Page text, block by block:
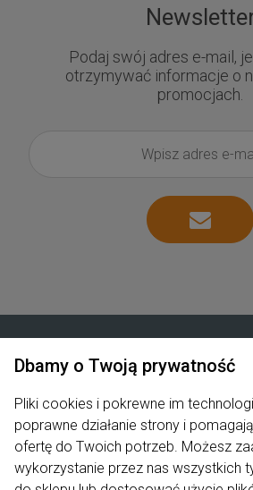
Podaj swój adres e-mail,
otrzymywać informacje o
promocjach.
Produkty
Pomoc
Dbamy o Twoją prywatność
Pliki cookies i pokrewne im
poprawne działanie strony i
ofertę do Twoich potrzeb. Możesz
wykorzystanie przez nas wszystkich